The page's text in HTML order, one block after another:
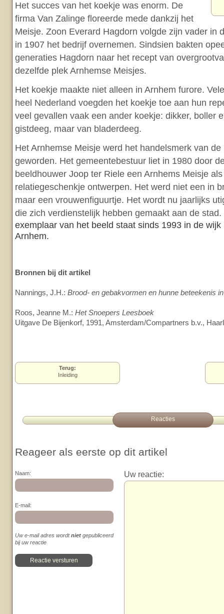
Het succes van het koekje was enorm. De
firma Van Zalinge floreerde mede dankzij het
Meisje. Zoon Everard Hagdorn volgde zijn vader in
in 1907 het bedrijf overnemen. Sindsien bakten
generaties Hagdorn naar het recept van
dezelfde plek Arnhemse Meisjes.
Het koekje maakte niet alleen in Arnhem furore.
heel Nederland voegden het koekje toe aan hun
veel gevallen vaak een ander koekje: dikker, boller
gistdeeg, maar van bladerdeeg.
Het Arnhemse Meisje werd het handelsmerk van
geworden. Het gemeentebestuur liet in 1980 door
beeldhouwer Joop ter Riele een Arnhems Meisje
relatiegeschenkje ontwerpen. Het werd niet een in
maar een vrouwenfiguurtje. Het wordt nu jaarlijks
die zich verdienstelijk hebben gemaakt aan de stad.
exemplaar van het beeld staat sinds 1993 in de
Arnhem.
Bronnen bij dit artikel
Nannings, J.H.: Brood- en gebakvormen en hunne beteekenis
Roos, Jeanne M.: Het Snoepers Leesboek
Uitgave De Bijenkorf, 1991, Amsterdam/Compartners b.v.,
Terug:
Inleiding
Reacties
Reageer als eerste op dit artikel
Naam:
E-mail:
Uw e-mail adres wordtniet gepubliceerd
bij uw reactie
Uw reactie: